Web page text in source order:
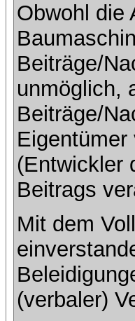
Obwohl die
Beiträge/
unmöglich,
Beiträge/
(Entwickler
Beitrags
Mit dem
(verbaler)